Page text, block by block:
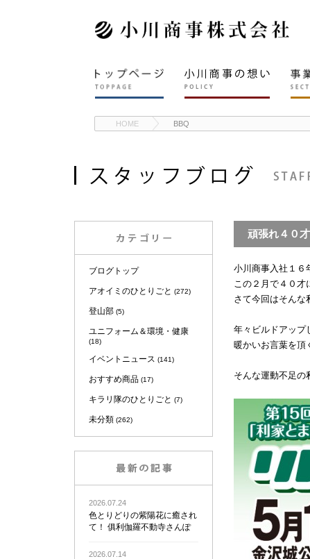
HOME BBQ
ブログトップ
アオイミのひとりごと (272)
登山部 (5)
ユニフォーム＆環境・健康
(18)
イベントニュース (141)
おすすめ商品 (17)
キラリ隊のひとりごと (7)
未分類 (262)
2026.07.24
色とりどりの紫陽花に癒され
て！ 俱利伽羅不動寺さんぽ
2026.07.14
頑張れ４０
小川商事入社１６
この２月で４０才
さて今回はそんな
年々ビルドアップ
暖かいお言葉を頂
そんな運動不足の